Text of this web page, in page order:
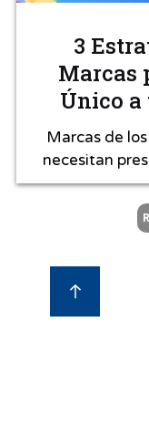
3
Marcas
Único a
Marcas de
necesitan